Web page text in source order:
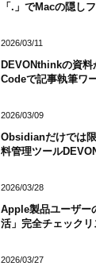
「.」でMacの隠し
2026/03/11
DEVONthinkの資
Codeで記事執筆ワ
2026/03/09
Obsidianだけでは
料管理ツール
2026/03/28
Apple製品ユーザー
活」完全チェック
2026/03/27